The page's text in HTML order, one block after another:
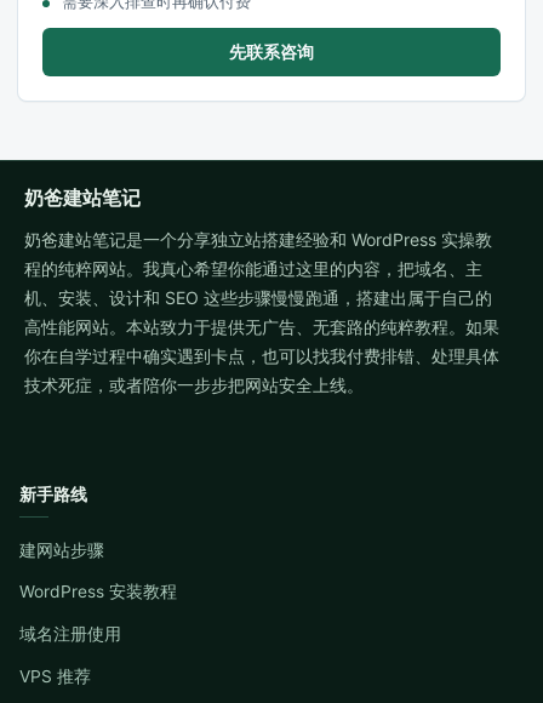
先联系咨询
奶爸建站笔记
奶爸建站笔记是一个分享独立站搭建经验和 WordPress 实操教
程的纯粹网站。我真心希望你能通过这里的内容，把域名、主
机、安装、设计和 SEO 这些步骤慢慢跑通，搭建出属于自己的
高性能网站。本站致力于提供无广告、无套路的纯粹教程。如果
你在自学过程中确实遇到卡点，也可以找我付费排错、处理具体
技术死症，或者陪你一步步把网站安全上线。
新手路线
建网站步骤
WordPress 安装教程
域名注册使用
VPS 推荐